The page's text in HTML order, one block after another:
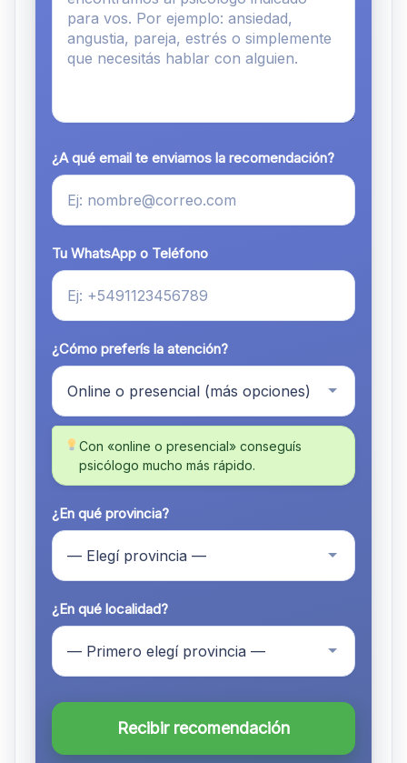
¿A qué email te enviamos la recomendación?
Tu WhatsApp o Teléfono
¿Cómo preferís la atención?
Con «online o presencial» conseguís
psicólogo mucho más rápido.
¿En qué provincia?
¿En qué localidad?
Recibir recomendación